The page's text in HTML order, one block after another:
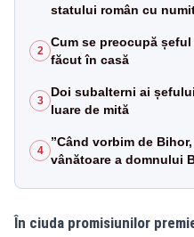
statului român cu
2
Cum se preocupă
făcut în casă
3
Doi subalterni ai
luare de mită
4
”Când vorbim de
vânătoare a domnului
În ciuda promisiunilor